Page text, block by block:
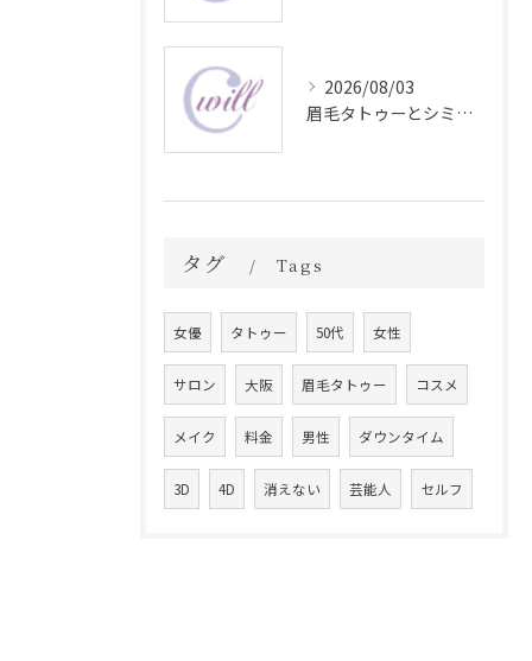
2026/08/03
眉毛タトゥーとシミ予防に効く食材解説
タグ Tags
女優 タトゥー 50代 女性
サロン 大阪 眉毛タトゥー コスメ
メイク 料金 男性 ダウンタイム
3D 4D 消えない 芸能人 セルフ